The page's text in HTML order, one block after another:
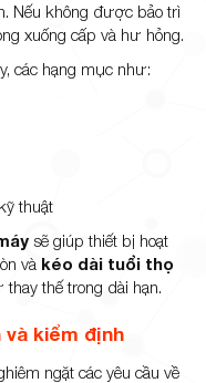
Nếu không được bảo trì
xuống cấp và hư hỏng.
các hạng mục như:
thuật
sẽ giúp thiết bị hoạt
và kéo dài tuổi thọ
thế trong dài hạn.
kiểm định
ngặt các yêu cầu về